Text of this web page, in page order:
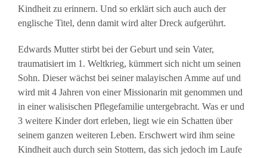
Kindheit zu erinnern. Und so erklärt sich auch auch der
englische Titel, denn damit wird alter Dreck aufgerührt.
Edwards Mutter stirbt bei der Geburt und sein Vater,
traumatisiert im 1. Weltkrieg, kümmert sich nicht um seinen
Sohn. Dieser wächst bei seiner malayischen Amme auf und
wird mit 4 Jahren von einer Missionarin mit genommen und
in einer walisischen Pflegefamilie untergebracht. Was er und
3 weitere Kinder dort erleben, liegt wie ein Schatten über
seinem ganzen weiteren Leben. Erschwert wird ihm seine
Kindheit auch durch sein Stottern, das sich jedoch im Laufe